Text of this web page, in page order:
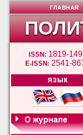
ISSN: 1819-
E-ISSN: 2541-
ЯЗЫК
ГЛАВНАЯ